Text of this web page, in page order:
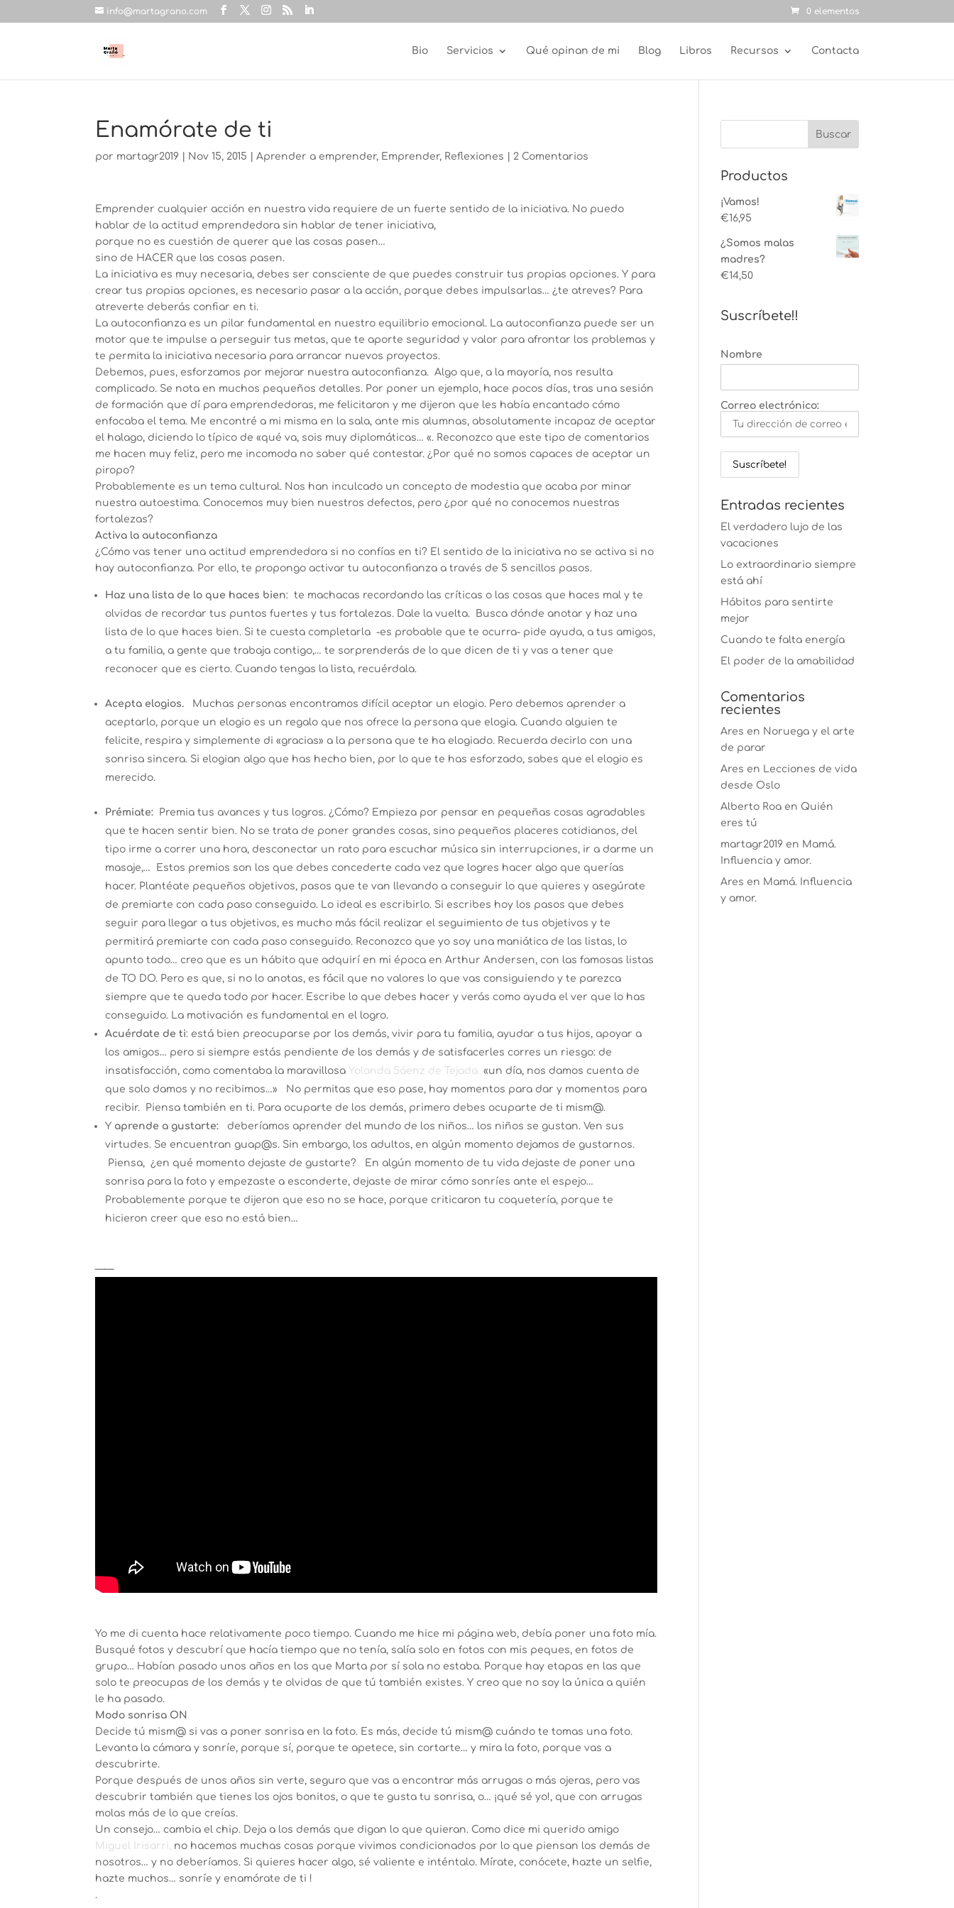
info@martagrano.com 0 elementos
Bio Servicios Qué opinan de mi Blog Libros Recursos Contacta
Enamórate de ti
por martagr2019 Nov 15, 2015 |Aprender a emprender, Emprender, Reflexiones 2 Comentarios
Emprender cualquier acción en nuestra vida requiere de un fuerte sentido de la iniciativa. No puedo
hablar de la actitud emprendedora sin hablar de tener iniciativa,
porque no es cuestión de querer que las cosas pasen…
sino de HACER que las cosas pasen.
La iniciativa es muy necesaria, debes ser consciente de que puedes construir tus propias opciones. Y para
crear tus propias opciones, es necesario pasar a la acción, porque debes impulsarlas… ¿te atreves? Para
atreverte deberás confiar en ti.
La autoconfianza es un pilar fundamental en nuestro equilibrio emocional. La autoconfianza puede ser un
motor que te impulse a perseguir tus metas, que te aporte seguridad y valor para afrontar los problemas y
te permita la iniciativa necesaria para arrancar nuevos proyectos.
Debemos, pues, esforzamos por mejorar nuestra autoconfianza. Algo que, a la mayoría, nos resulta
complicado. Se nota en muchos pequeños detalles. Por poner un ejemplo, hace pocos días, tras una sesión
de formación que dí para emprendedoras, me felicitaron y me dijeron que les había encantado cómo
enfocaba el tema. Me encontré a mi misma en la sala, ante mis alumnas, absolutamente incapaz de aceptar
el halago, diciendo lo típico de «qué va, sois muy diplomáticas… «. Reconozco que este tipo de comentarios
me hacen muy feliz, pero me incomoda no saber qué contestar. ¿Por qué no somos capaces de aceptar un
piropo?
Probablemente es un tema cultural. Nos han inculcado un concepto de modestia que acaba por minar
nuestra autoestima. Conocemos muy bien nuestros defectos, pero ¿por qué no conocemos nuestras
fortalezas?
Activa la autoconfianza
¿Cómo vas tener una actitud emprendedora si no confías en ti? El sentido de la iniciativa no se activa si no
hay autoconfianza. Por ello, te propongo activar tu autoconfianza a través de 5 sencillos pasos.
Haz una lista de lo que haces bien: te machacas recordando las críticas o las cosas que haces mal y te
olvidas de recordar tus puntos fuertes y tus fortalezas. Dale la vuelta. Busca dónde anotar y haz una
lista de lo que haces bien. Si te cuesta completarla -es probable que te ocurra- pide ayuda, a tus amigos,
a tu familia, a gente que trabaja contigo,… te sorprenderás de lo que dicen de ti y vas a tener que
reconocer que es cierto. Cuando tengas la lista, recuérdala.
Acepta elogios.
Muchas personas encontramos difícil aceptar un elogio. Pero debemos aprender a
aceptarlo, porque un elogio es un regalo que nos ofrece la persona que elogia. Cuando alguien te
felicite, respira y simplemente di «gracias» a la persona que te ha elogiado. Recuerda decirlo con una
sonrisa sincera. Si elogian algo que has hecho bien, por lo que te has esforzado, sabes que el elogio es
merecido.
Prémiate:
Premia tus avances y tus logros. ¿Cómo? Empieza por pensar en pequeñas cosas agradables
que te hacen sentir bien. No se trata de poner grandes cosas, sino pequeños placeres cotidianos, del
tipo irme a correr una hora, desconectar un rato para escuchar música sin interrupciones, ir a darme un
masaje,… Estos premios son los que debes concederte cada vez que logres hacer algo que querías
hacer. Plantéate pequeños objetivos, pasos que te van llevando a conseguir lo que quieres y asegúrate
de premiarte con cada paso conseguido. Lo ideal es escribirlo. Si escribes hoy los pasos que debes
seguir para llegar a tus objetivos, es mucho más fácil realizar el seguimiento de tus objetivos y te
permitirá premiarte con cada paso conseguido. Reconozco que yo soy una maniática de las listas, lo
apunto todo… creo que es un hábito que adquirí en mi época en Arthur Andersen, con las famosas listas
de TO DO. Pero es que, si no lo anotas, es fácil que no valores lo que vas consiguiendo y te parezca
siempre que te queda todo por hacer. Escribe lo que debes hacer y verás como ayuda el ver que lo has
conseguido. La motivación es fundamental en el logro.
Acuérdate de ti: está bien preocuparse por los demás, vivir para tu familia, ayudar a tus hijos, apoyar a
los amigos… pero si siempre estás pendiente de los demás y de satisfacerles corres un riesgo: de
insatisfacción, como comentaba la maravillosa Yolanda Sáenz de Tejada «un día, nos damos cuenta de
que solo damos y no recibimos…» No permitas que eso pase, hay momentos para dar y momentos para
recibir. Piensa también en ti. Para ocuparte de los demás, primero debes ocuparte de ti mism@.
Y aprende a gustarte:
deberíamos aprender del mundo de los niños… los niños se gustan. Ven sus
virtudes. Se encuentran guap@s. Sin embargo, los adultos, en algún momento dejamos de gustarnos.
Piensa, ¿en qué momento dejaste de gustarte? En algún momento de tu vida dejaste de poner una
sonrisa para la foto y empezaste a esconderte, dejaste de mirar cómo sonríes ante el espejo…
Probablemente porque te dijeron que eso no se hace, porque criticaron tu coquetería, porque te
hicieron creer que eso no está bien…
——
Yo me di cuenta hace relativamente poco tiempo. Cuando me hice mi página web, debía poner una foto mía.
Busqué fotos y descubrí que hacía tiempo que no tenía, salía solo en fotos con mis peques, en fotos de
grupo… Habían pasado unos años en los que Marta por sí sola no estaba. Porque hay etapas en las que
solo te preocupas de los demás y te olvidas de que tú también existes. Y creo que no soy la única a quién
le ha pasado.
Modo sonrisa ON
Decide tú mism@ si vas a poner sonrisa en la foto. Es más, decide tú mism@ cuándo te tomas una foto.
Levanta la cámara y sonríe, porque sí, porque te apetece, sin cortarte… y mira la foto, porque vas a
descubrirte.
Porque después de unos años sin verte, seguro que vas a encontrar más arrugas o más ojeras, pero vas
descubrir también que tienes los ojos bonitos, o que te gusta tu sonrisa, o… ¡qué sé yo!, que con arrugas
molas más de lo que creías.
Un consejo… cambia el chip. Deja a los demás que digan lo que quieran. Como dice mi querido amigo
Miguel Irisarri, no hacemos muchas cosas porque vivimos condicionados por lo que piensan los demás de
nosotros… y no deberíamos. Si quieres hacer algo, sé valiente e inténtalo. Mírate, conócete, hazte un selfie,
hazte muchos… sonríe y enamórate de ti !
.
Productos
¡Vamos!
€16,95
¿Somos malas
madres?
€14,50
Suscríbete!!
Nombre
Correo electrónico:
Entradas recientes
El verdadero lujo de las
vacaciones
Lo extraordinario siempre
está ahí
Hábitos para sentirte
mejor
Cuando te falta energía
El poder de la amabilidad
Comentarios
recientes
Ares en Noruega y el arte
de parar
Ares en Lecciones de vida
desde Oslo
Alberto Roa en Quién
eres tú
martagr2019 en Mamá.
Influencia y amor.
Ares en Mamá. Influencia
y amor.